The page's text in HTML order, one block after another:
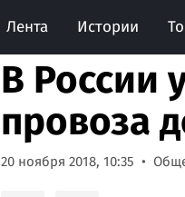
Лента Истории
В России
провоза
20 ноября 2018, 10:35